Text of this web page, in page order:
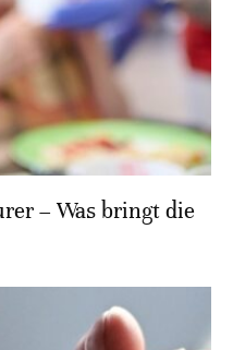
– Was bringt die